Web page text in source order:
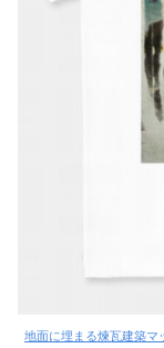
地面に埋まる煉瓦建築マ